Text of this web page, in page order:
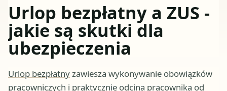
Urlop bezpłatny a ZUS -
jakie są skutki dla
ubezpieczenia
Urlop bezpłatnyzawiesza wykonywanie obowiązków
pracowniczych i praktycznie odcina pracownika od